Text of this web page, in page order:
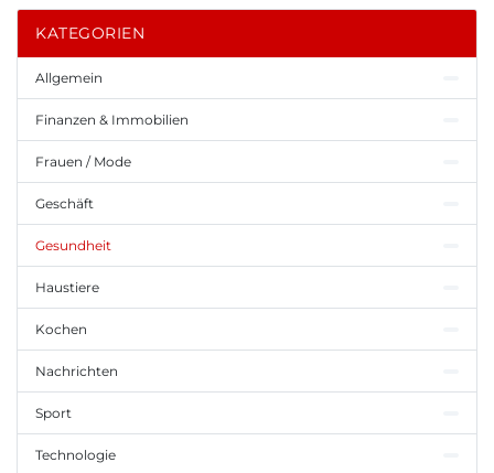
KATEGORIEN
Allgemein
Finanzen & Immobilien
Frauen / Mode
Geschäft
Gesundheit
Haustiere
Kochen
Nachrichten
Sport
Technologie